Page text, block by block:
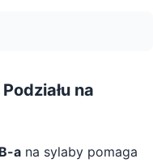
na
a na sylaby pomaga